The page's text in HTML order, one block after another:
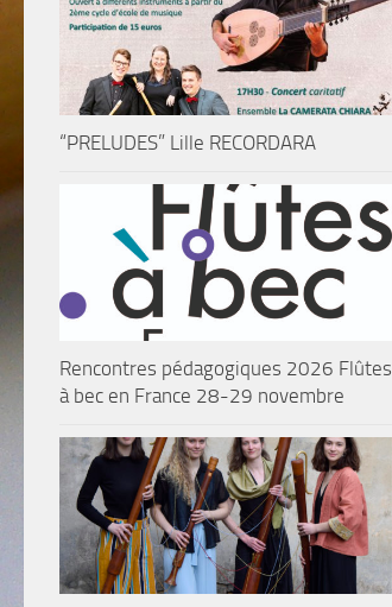
“PRELUDES” Lille RECORDARA
Rencontres pédagogiques 2026 Flûtes
à bec en France 28-29 novembre